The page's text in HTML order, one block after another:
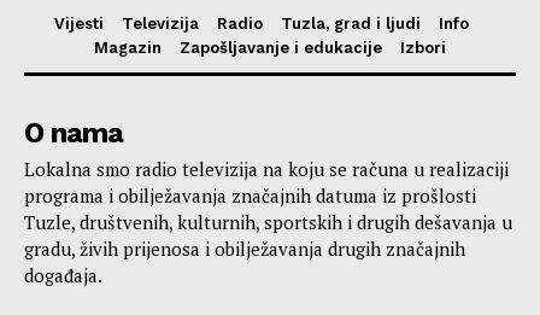
Vijesti Televizija Radio Tuzla, grad i ljudi
Info
Magazin
Zapošljavanje i edukacije Izbori
O nama
Lokalna smo radio televizija na koju se računa u realizaciji
programa i obilježavanja značajnih datuma iz prošlosti
Tuzle, društvenih, kulturnih, sportskih i drugih dešavanja u
gradu, živih prijenosa i obilježavanja drugih značajnih
događaja.